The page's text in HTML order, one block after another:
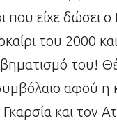
είχε δώσει ο
του 2000
του!
αφού η
και τον